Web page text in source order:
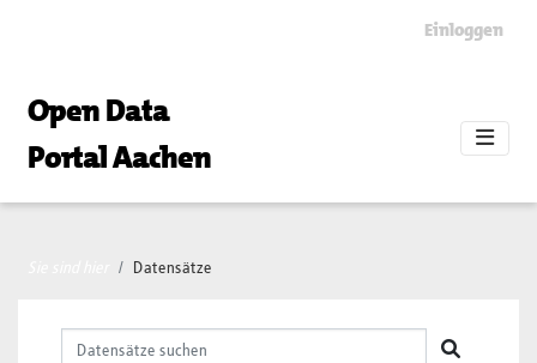
Einloggen
Open Data
Portal Aachen
Datensätze